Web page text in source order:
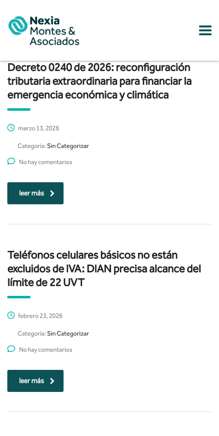
Decreto 0240 de 2026: reconfiguración
tributaria extraordinaria para financiar la
emergencia económica y climática
marzo 13, 2026
Categoría: Sin Categorizar
No hay comentarios
leer más
Teléfonos celulares básicos no están
excluidos de IVA: DIAN precisa alcance del
límite de 22 UVT
febrero 23, 2026
Categoría: Sin Categorizar
No hay comentarios
leer más